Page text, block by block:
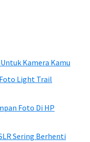
Kamera Kamu
Light Trail
Foto Di HP
Sering Berhenti